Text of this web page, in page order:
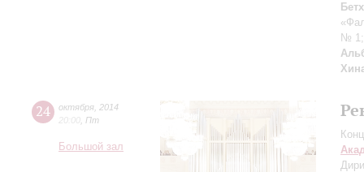
№
24 октября 2014
20:00 Пт
Большой зал